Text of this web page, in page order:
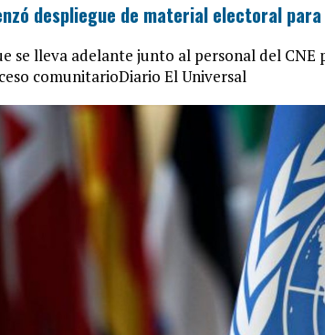
despliegue de material electoral
se lleva adelante junto al personal del
comunitarioDiario El Universal